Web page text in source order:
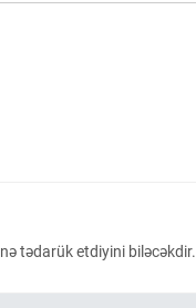
nə tədarük etdiyini biləcəkdir.